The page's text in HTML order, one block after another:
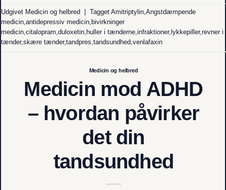
Udgivet Medicin og helbred Tagget Amitriptylin,Angstdæmpende
medicin,antidepressiv medicin, bivirkninger
medicin,citalopram,duloxetin, huller i tænderne,infraktioner, lykkepiller,revner i
tænder,skære tænder,tandpres,tandsundhed,venlafaxin
Medicin og helbred
Medicin mod ADHD
– hvordan påvirker
det din
tandsundhed